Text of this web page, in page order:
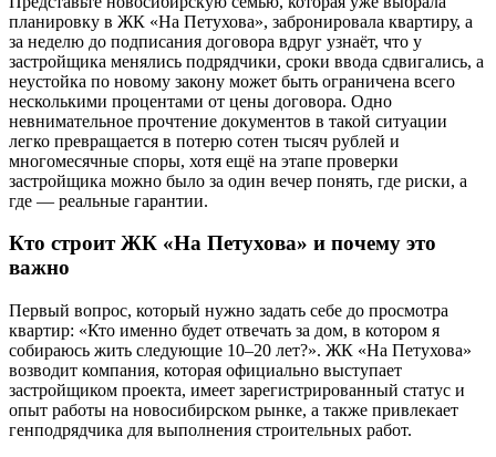
планировку в ЖК «На Петухова», забронировала квартиру, а
за неделю до подписания договора вдруг узнаёт, что у
застройщика менялись подрядчики, сроки ввода сдвигались, а
неустойка по новому закону может быть ограничена всего
несколькими процентами от цены договора. Одно
невнимательное прочтение документов в такой ситуации
легко превращается в потерю сотен тысяч рублей и
многомесячные споры, хотя ещё на этапе проверки
застройщика можно было за один вечер понять, где риски, а
где — реальные гарантии.
Кто строит ЖК «На Петухова» и почему это
важно
Первый вопрос, который нужно задать себе до просмотра
квартир: «Кто именно будет отвечать за дом, в котором я
собираюсь жить следующие 10–20 лет?». ЖК «На Петухова»
возводит компания, которая официально выступает
застройщиком проекта, имеет зарегистрированный статус и
опыт работы на новосибирском рынке, а также привлекает
генподрядчика для выполнения строительных работ.